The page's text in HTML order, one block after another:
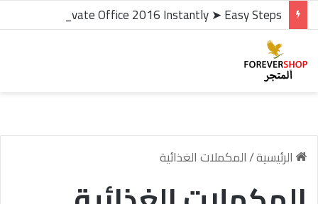
الرئيسية/المكملات الغذائية